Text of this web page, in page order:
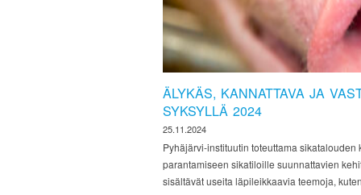
ÄLYKÄS, KANNATTAVA JA
SYKSYLLÄ 2024
25.11.2024
Pyhäjärvi-instituutin toteuttama
parantamiseen sikatiloille suunnattavien
sisältävät useita läpileikkaavia teemoja,